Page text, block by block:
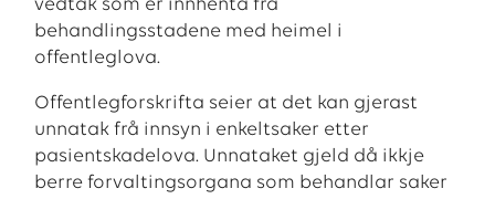
vedtak som er innhenta frå
behandlingsstadene med heimel i
offentleglova.
Offentlegforskrifta seier at det kan gjerast
unnatak frå innsyn i enkeltsaker etter
pasientskadelova. Unnataket gjeld då ikkje
berre forvaltingsorgana som behandlar saker